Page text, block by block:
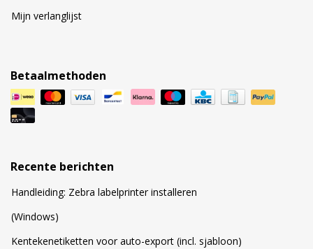
Mijn verlanglijst
Betaalmethoden
Recente berichten
Handleiding: Zebra labelprinter installeren
(Windows)
Kentekenetiketten voor auto-export (incl. sjabloon)